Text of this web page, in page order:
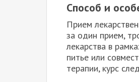
Способ и
Прием
за один прием,
лекарства в
питье или
терапии, курс